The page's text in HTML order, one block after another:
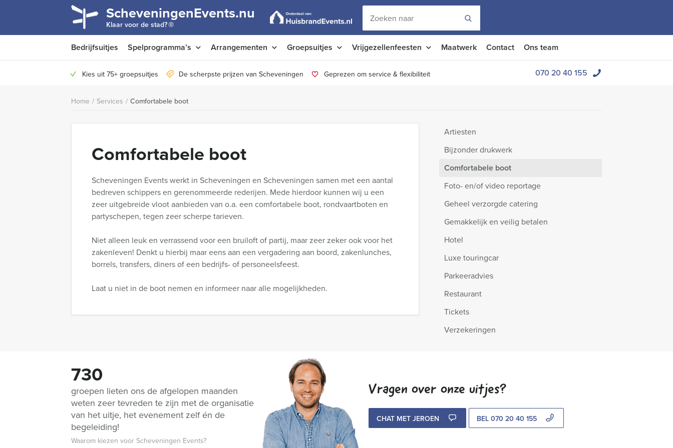
ScheveningenEvents.nu
Klaar voor de stad?®
Bedrijfsuitjes Spelprogramma’s Arrangementen Groepsuitjes Vrijgezellenfeesten Maatwerk Contact Ons team
Kies uit 75+ groepsuitjes De scherpste prijzen van Scheveningen Geprezen om service & flexibiliteit 070 20 40 155
Home / Services / Comfortabele boot
Comfortabele boot
Scheveningen Events werkt in Scheveningen en Scheveningen samen met een aantal
bedreven schippers en gerenommeerde rederijen. Mede hierdoor kunnen wij u een
zeer uitgebreide vloot aanbieden van o.a. een comfortabele boot, rondvaartboten en
partyschepen, tegen zeer scherpe tarieven.
Niet alleen leuk en verrassend voor een bruiloft of partij, maar zeer zeker ook voor het
zakenleven! Denkt u hierbij maar eens aan een vergadering aan boord, zakenlunches,
borrels, transfers, diners of een bedrijfs- of personeelsfeest.
Laat u niet in de boot nemen en informeer naar alle mogelijkheden.
Artiesten
Bijzonder drukwerk
Comfortabele boot
Foto- en/of video reportage
Geheel verzorgde catering
Gemakkelijk en veilig betalen
Hotel
Luxe touringcar
Parkeeradvies
Restaurant
Tickets
Verzekeringen
730
groepen lieten ons de afgelopen maanden
weten zeer tevreden te zijn met de organisatie
van het uitje, het evenement zelf én de
begeleiding!
Waarom kiezen voor Scheveningen Events?
Vragen over onze uitjes?
CHAT MET JEROEN BEL 070 20 40 155